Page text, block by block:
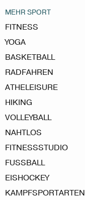
MEHR SPORT
FITNESS
YOGA
BASKETBALL
RADFAHREN
ATHELEISURE
HIKING
VOLLEYBALL
NAHTLOS
FITNESSSTUDIO
FUSSBALL
EISHOCKEY
KAMPFSPORTARTEN